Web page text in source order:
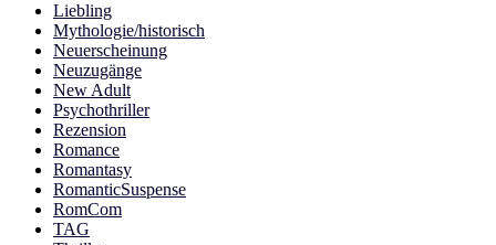
Liebling
Mythologie/historisch
Neuerscheinung
Neuzugänge
New Adult
Psychothriller
Rezension
Romance
Romantasy
RomanticSuspense
RomCom
TAG